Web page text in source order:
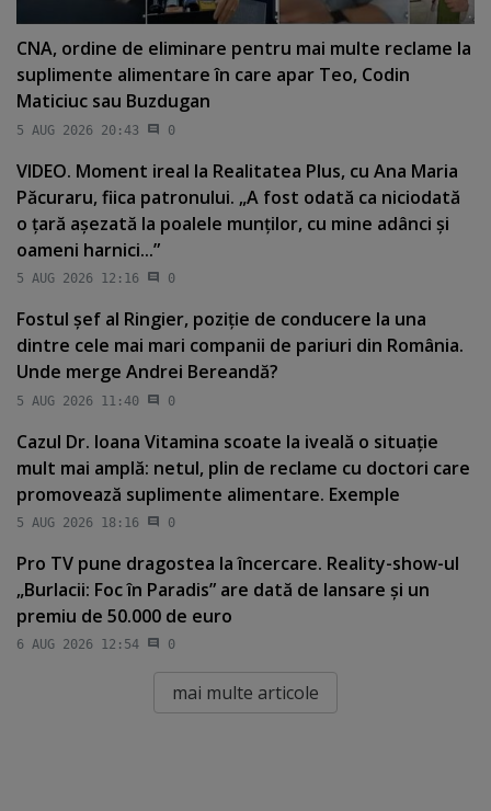
CNA, ordine de eliminare pentru mai multe reclame la
suplimente alimentare în care apar Teo, Codin
Maticiuc sau Buzdugan
5 AUG 2026 20:43 0
VIDEO. Moment ireal la Realitatea Plus, cu Ana Maria
Păcuraru, fiica patronului. „A fost odată ca niciodată
o ţară aşezată la poalele munţilor, cu mine adânci şi
oameni harnici...”
5 AUG 2026 12:16 0
Fostul şef al Ringier, poziţie de conducere la una
dintre cele mai mari companii de pariuri din România.
Unde merge Andrei Bereandă?
5 AUG 2026 11:40 0
Cazul Dr. Ioana Vitamina scoate la iveală o situaţie
mult mai amplă: netul, plin de reclame cu doctori care
promovează suplimente alimentare. Exemple
5 AUG 2026 18:16 0
Pro TV pune dragostea la încercare. Reality-show-ul
„Burlacii: Foc în Paradis” are dată de lansare şi un
premiu de 50.000 de euro
6 AUG 2026 12:54 0
mai multe articole